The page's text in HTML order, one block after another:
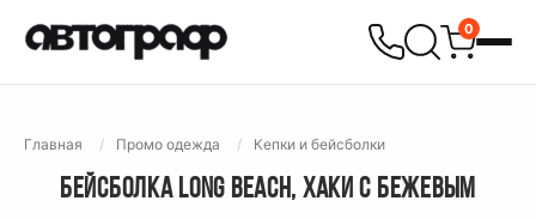
0
Главная Промо одежда Кепки и бейсболки
БЕЙСБОЛКА LONG BEACH, ХАКИ С БЕЖЕВЫМ